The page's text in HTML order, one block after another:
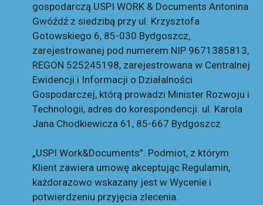
gospodarczą USPI WORK & Documents Antonina
Gwóźdź z siedzibą przy ul. Krzysztofa
Gotowskiego 6, 85-030 Bydgoszcz,
zarejestrowanej pod numerem NIP 9671385813,
REGON 525245198, zarejestrowana w Centralnej
Ewidencji i Informacji o Działalności
Gospodarczej, którą prowadzi Minister Rozwoju i
Technologii, adres do korespondencji: ul. Karola
Jana Chodkiewicza 61, 85-667 Bydgoszcz
„USPI Work&Documents”. Podmiot, z którym
Klient zawiera umowę akceptując Regulamin,
każdorazowo wskazany jest w Wycenie i
potwierdzeniu przyjęcia zlecenia.